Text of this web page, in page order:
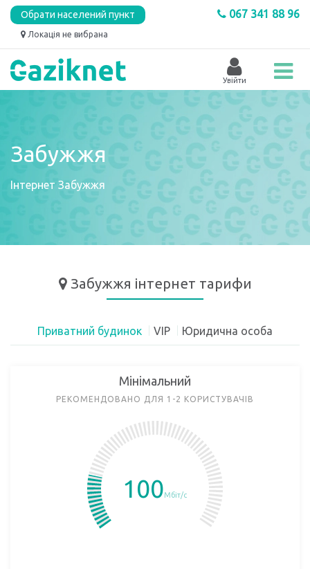
067 341 88 96
Обрати населений пункт
Локація не вибрана
Забужжя
Інтернет Забужжя
Забужжя інтернет тарифи
Приватний будинок VIP Юридична особа
Мінімальний
РЕКОМЕНДОВАНО ДЛЯ 1-2 КОРИСТУВАЧІВ
100Мбіт/с